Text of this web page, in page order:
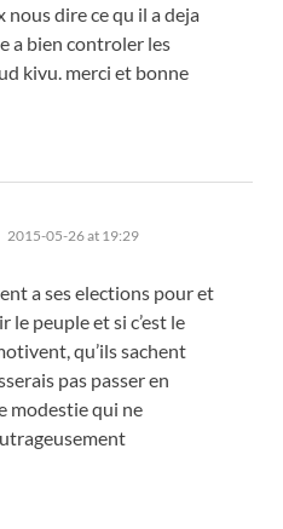
nous dire ce qu il a deja
a bien controler les
kivu. merci et bonne
says:
2015-05-26 at 19:29
a ses elections pour et
le peuple et si c’est le
qu’ils sachent
pas passer en
modestie qui ne